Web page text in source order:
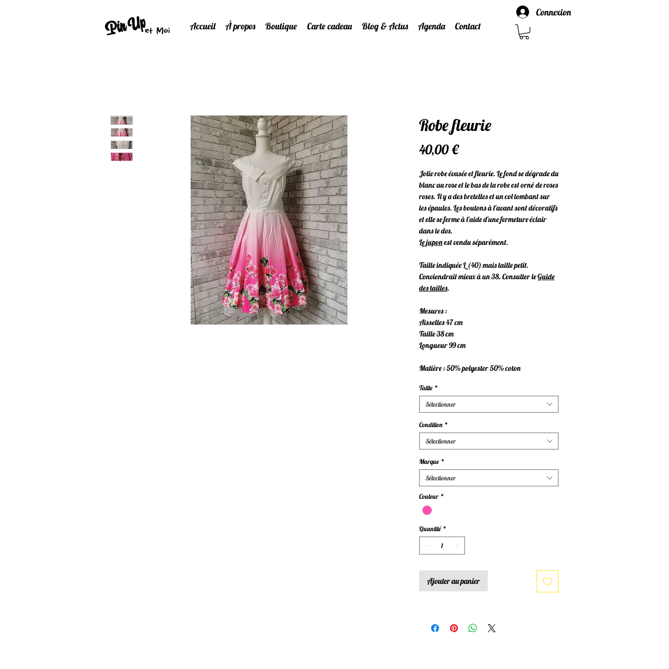
Connexion
Accueil
À propos Boutique Carte cadeau Blog & Actus Agenda Contact
Robe fleurie
40,00 €Prix
Jolie robe évasée et fleurie. Le fond se dégrade du
blanc au rose et le bas de la robe est orné de roses
roses. Il y a des bretelles et un col tombant sur
les épaules. Les boutons à l'avant sont décoratifs
et elle se ferme à l'aide d'une fermeture éclair
dans le dos.
Lejuponest vendu séparément.
Taille indiquée L (40) mais taille petit.
Conviendrait mieux à un 38. Consulter leGuide
des tailles.
Mesures :
Aisselles 47 cm
Taille 38 cm
Longueur 99 cm
Matière : 50% polyester 50% coton
Taille *
Sélectionner
Condition *
Sélectionner
Marque *
Sélectionner
Couleur *
Quantité *
Ajouter au panier